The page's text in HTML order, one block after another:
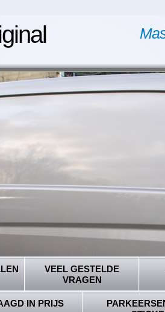
VEEL GESTELDE
VRAGEN
IN PRIJS